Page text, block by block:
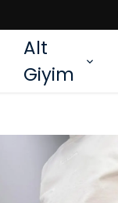
Alt
Giyim